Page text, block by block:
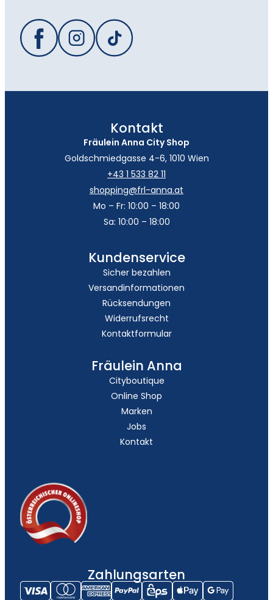
Kontakt
Fräulein Anna City Shop
Goldschmiedgasse 4-6, 1010 Wien
+43 1 533 82 11
shopping@frl-anna.at
Mo – Fr: 10:00 – 18:00
Sa: 10:00 – 18:00
Kundenservice
Sicher bezahlen
Versandinformationen
Rücksendungen
Widerrufsrecht
Kontaktformular
Fräulein Anna
Cityboutique
Online Shop
Marken
Jobs
Kontakt
Zahlungsarten